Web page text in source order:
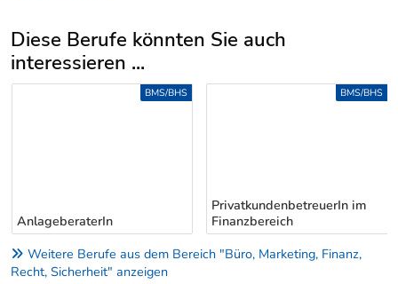
Diese Berufe könnten Sie auch
interessieren ...
Uber weitere Berufsvorschläge
AnlageberaterIn
BMS/BHS
PrivatkundenbetreuerIn im
Finanzbereich
BMS/BHS
Weitere Berufe aus dem Bereich "Büro, Marketing, Finanz,
Recht, Sicherheit" anzeigen